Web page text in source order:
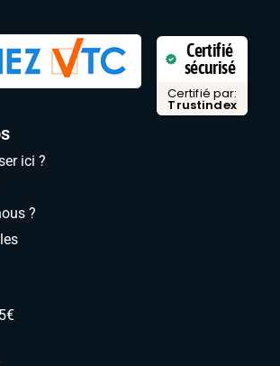
Certifié
sécurisé
Certifié par:
Trustindex
ici ?
?